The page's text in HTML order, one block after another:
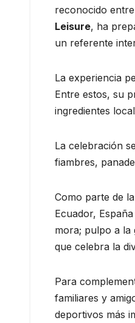
reconocido
Leisure, ha
un referente
La experiencia
Entre estos, su
ingredientes
La celebración
fiambres,
Como parte de
Ecuador,
mora; pulpo a la
que celebra la
Para
familiares y
deportivos más